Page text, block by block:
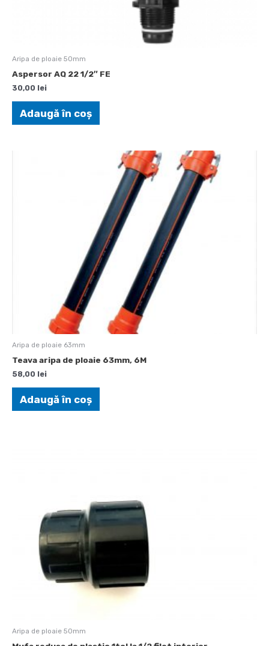
Aripa de ploaie 50mm
Aspersor AQ 22 1/2″ FE
30,00 lei
Adaugă în coș
Aripa de ploaie 63mm
Teava aripa de ploaie 63mm, 6M
58,00 lei
Adaugă în coș
Aripa de ploaie 50mm